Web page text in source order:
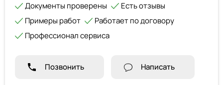
Документы проверены
Есть отзывы
Примеры работ
Работает по договору
Профессионал сервиса
Позвонить Написать